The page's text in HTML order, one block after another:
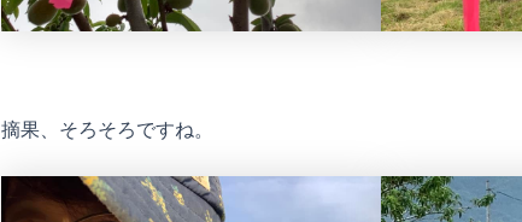
摘果、そろそろですね。